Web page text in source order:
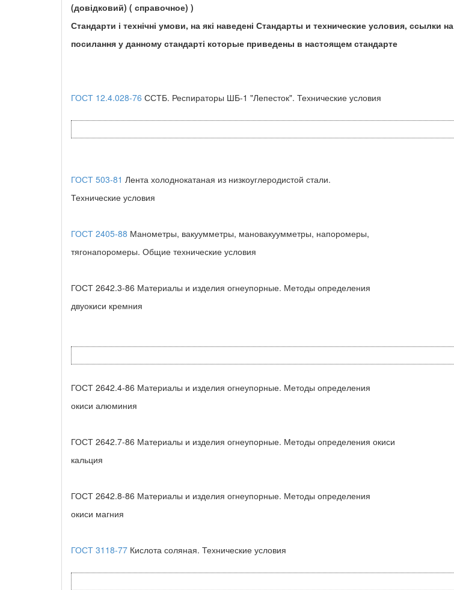
(довідковий) ( справочное) )
Стандарти і технічні умови, на які наведені Стандарты и технические условия, ссылки на
посилання у данному стандарті которые приведены в настоящем стандарте
ГОСТ 12.4.028-76 ССТБ. Респираторы ШБ-1 "Лепесток". Технические условия
ГОСТ 503-81 Лента холоднокатаная из низкоуглеродистой стали.
Технические условия
ГОСТ 2405-88 Манометры, вакуумметры, мановакуумметры, напоромеры,
тягонапоромеры. Общие технические условия
ГОСТ 2642.3-86 Материалы и изделия огнеупорные. Методы определения
двуокиси кремния
ГОСТ 2642.4-86 Материалы и изделия огнеупорные. Методы определения
окиси алюминия
ГОСТ 2642.7-86 Материалы и изделия огнеупорные. Методы определения окиси
кальция
ГОСТ 2642.8-86 Материалы и изделия огнеупорные. Методы определения
окиси магния
ГОСТ 3118-77 Кислота соляная. Технические условия